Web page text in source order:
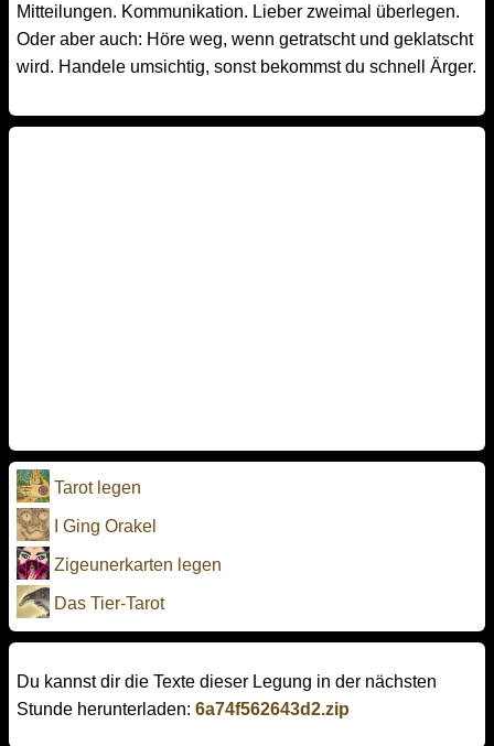
Mitteilungen. Kommunikation. Lieber zweimal überlegen.
Oder aber auch: Höre weg, wenn getratscht und geklatscht
wird. Handele umsichtig, sonst bekommst du schnell Ärger.
Tarot legen
I Ging Orakel
Zigeunerkarten legen
Das Tier-Tarot
Du kannst dir die Texte dieser Legung in der nächsten
Stunde herunterladen: 6a74f562643d2.zip